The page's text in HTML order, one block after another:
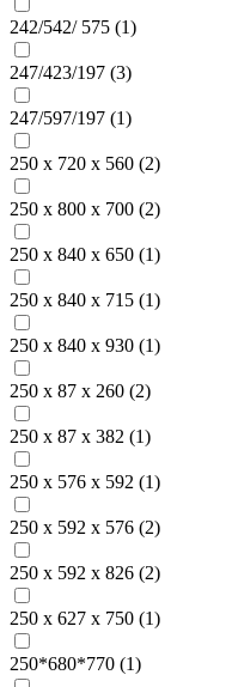
242/542/ 575 (1)
247/423/197 (3)
247/597/197 (1)
250 x 720 x 560 (2)
250 x 800 x 700 (2)
250 x 840 x 650 (1)
250 x 840 x 715 (1)
250 x 840 x 930 (1)
250 x 87 x 260 (2)
250 x 87 x 382 (1)
250 х 576 х 592 (1)
250 х 592 х 576 (2)
250 х 592 х 826 (2)
250 х 627 х 750 (1)
250*680*770 (1)